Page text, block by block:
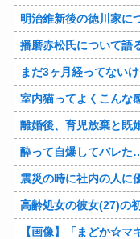
明治維新後の徳川家に
播磨赤松氏について語
まだ3ヶ月経ってないけど、私が20代後半、彼が
室内猫ってよくこんな
離婚後、育児放棄と既婚者との妊娠中絶が元旦那にバレて、
酔って自爆してバレた… 子供の態度が変わって旦那の口から離婚って
震災の時に社内の人に優しくされて気になって、６年付き合った彼に
高齢処女の彼女(27)の
【画像】「まどか☆マギカ」巴マミ、美樹さや